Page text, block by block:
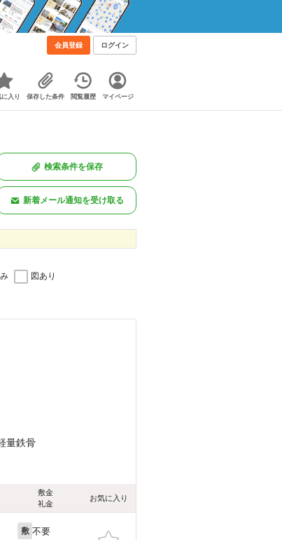
会員登録 ログイン
に入り 保存した条件 閲覧履歴 マイページ
検索条件を保存
新着メール通知を受け取る
図あり
量鉄骨
敷金
礼金
お気に入り
敷 不要